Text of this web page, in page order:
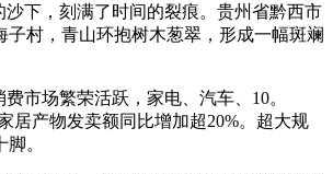
沙下，刻满了时间的裂痕。贵州省黔西市
子村，青山环抱树木葱翠，形成一幅斑斓
场繁荣活跃，家电、汽车、10。
居产物发卖额同比增加超20%。超大规
。